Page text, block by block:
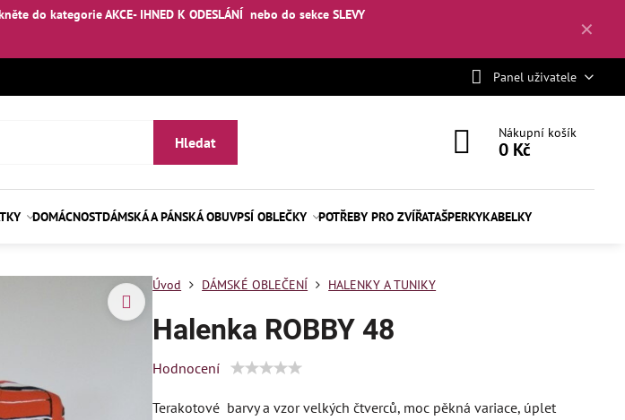
✕
do kategorie AKCE- IHNED K ODESLÁNÍ nebodo sekce SLEVY
Panel uživatele
Hledat
Nákupní košík
0 Kč
DOMÁCNOSTDÁMSKÁ A PÁNSKÁ OBUVPSÍ OBLEČKY POTŘEBY PRO ZVÍŘATAŠPERKYKABELKY
Úvod DÁMSKÉ OBLEČENÍ HALENKY A TUNIKY
Halenka ROBBY 48
Hodnocení
Terakotové barvy a vzor velkých čtverců, moc pěkná variace, úplet